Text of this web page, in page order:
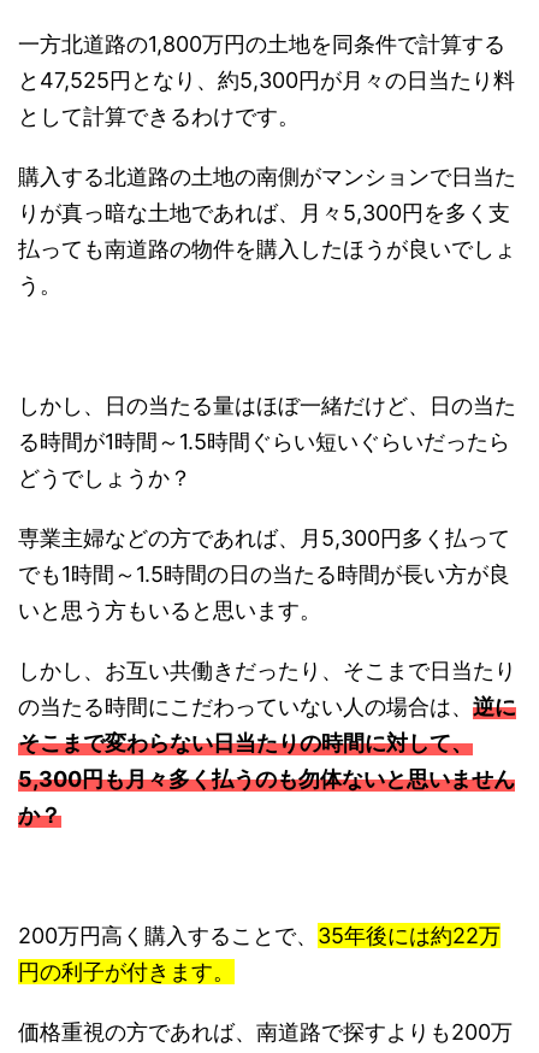
一方北道路の1,800万円の土地を同条件で計算する
と47,525円となり、約5,300円が月々の日当たり料
として計算できるわけです。
購入する北道路の土地の南側がマンションで日当た
りが真っ暗な土地であれば、月々5,300円を多く支
払っても南道路の物件を購入したほうが良いでしょ
う。
しかし、日の当たる量はほぼ一緒だけど、日の当た
る時間が1時間～1.5時間ぐらい短いぐらいだったら
どうでしょうか？
専業主婦などの方であれば、月5,300円多く払って
でも1時間～1.5時間の日の当たる時間が長い方が良
いと思う方もいると思います。
しかし、お互い共働きだったり、そこまで日当たり
の当たる時間にこだわっていない人の場合は、 逆に
そこまで変わらない日当たりの時間に対して、
5,300円も月々多く払うのも勿体ないと思いません
か？
200万円高く購入することで、 35年後には約22万
円の利子が付きます。
価格重視の方であれば、南道路で探すよりも200万